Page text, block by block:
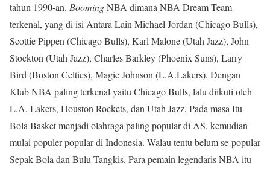
tahun 1990-an. BoomingNBA dimana NBA Dream Team
terkenal, yang di isi Antara Lain Michael Jordan (Chicago Bulls),
Scottie Pippen (Chicago Bulls), Karl Malone (Utah Jazz), John
Stockton (Utah Jazz), Charles Barkley (Phoenix Suns), Larry
Bird (Boston Celtics), Magic Johnson (L.A.Lakers). Dengan
Klub NBA paling terkenal yaitu Chicago Bulls, lalu diikuti oleh
L.A. Lakers, Houston Rockets, dan Utah Jazz. Pada masa Itu
Bola Basket menjadi olahraga paling popular di AS, kemudian
mulai populer popular di Indonesia. Walau tentu belum se-popular
Sepak Bola dan Bulu Tangkis. Para pemain legendaris NBA itu